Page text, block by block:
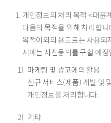
개인정보의 처리 목적 <대윤
다음의 목적을 위해 처리합
목적이외의 용도로는 사용되
시에는 사전동의를 구할 예정
마케팅 및 광고에의 활용
신규 서비스(제품) 개발 및
개인정보를 처리합니다.
기타